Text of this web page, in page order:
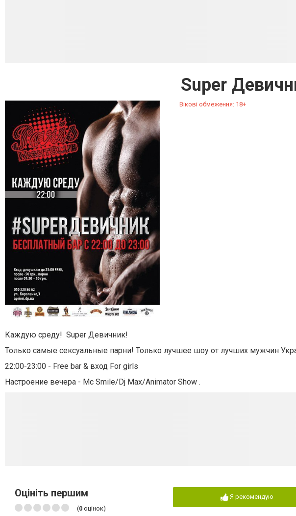
Super
Вікові обмеження: 18+
Каждую среду! Super Девичник!
Только самые сексуальные парни! Только лучшее шоу от лучших мужчин
22:00-23:00 - Free bar & вход For girls
Настроение вечера - Mc Smile/Dj Max/Animator Show .
Оцініть першим
(0 оцінок)
Я рекомендую